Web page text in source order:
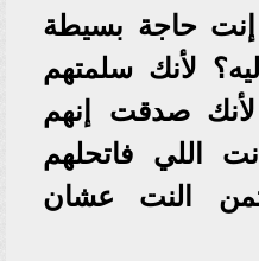
حاجة بسيطة
لأنك سلمتهم
صدقت إنهم
اللي فاتحلهم
تمن النت عشان